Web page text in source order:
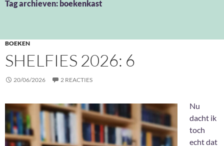
Tag archieven: boekenkast
BOEKEN
SHELFIES 2026: 6
20/06/2026 2 REACTIES
Nu
dacht ik
toch
echt dat